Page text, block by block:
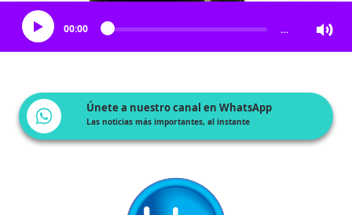
00:00 …
Únete a nuestro canal en WhatsApp
Las noticias más importantes, al instante